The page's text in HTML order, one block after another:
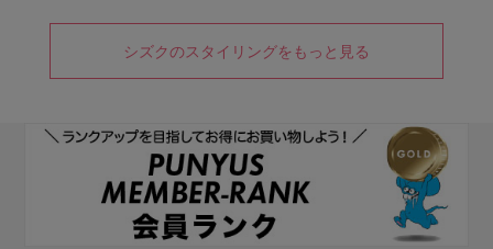
シズクのスタイリングをもっと見る